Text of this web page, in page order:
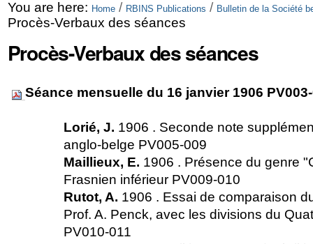
Skip
to
content.
Skip
navigation
Personal
tools
You are here: Home / RBINS Publications / Bulletin de la Société
Procès-Verbaux des séances
Procès-Verbaux des séances
Séance mensuelle du 16 janvier 1906
Lorié, J. 1906 . Seconde note
anglo-belge PV005-009
Maillieux, E. 1906 . Présence du genre
Frasnien inférieur PV009-010
Rutot, A. 1906 . Essai de comparaison
Prof. A. Penck, avec les divisions du
PV010-011